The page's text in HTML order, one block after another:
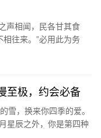
声相闻，民各甘其食
往来。”必用此为务
至极，约会必备
雪，换来你四季的爱。
星辰之外，你是第四种